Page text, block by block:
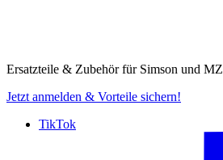
Ersatzteile & Zubehör für Simson und MZ
Jetzt anmelden & Vorteile sichern!
TikTok